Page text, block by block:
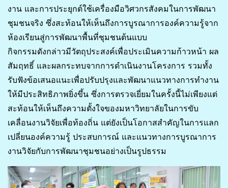
งาน และการประยุกต์ใช้เครื่องมือวิศวกรสังคมในการพัฒนา
ชุมชนจริง ซึ่งสะท้อนให้เห็นถึงการบูรณาการองค์ความรู้จาก
ห้องเรียนสู่การพัฒนาพื้นที่ชุมชนต้นแบบ
กิจกรรมดังกล่าวมีวัตถุประสงค์เพื่อประเมินความก้าวหน้า ผล
สัมฤทธิ์ และผลกระทบจากการดำเนินงานโครงการ รวมทั้ง
รับฟังข้อเสนอแนะเพื่อปรับปรุงและพัฒนาแนวทางการทำงาน
ให้มีประสิทธิภาพยิ่งขึ้น ซึ่งการตรวจเยี่ยมในครั้งนี้ไม่เพียงแต่
สะท้อนให้เห็นถึงความตั้งใจของมหาวิทยาลัยในการขับ
เคลื่อนงานวิจัยเพื่อท้องถิ่น แต่ยังเป็นโอกาสสำคัญในการแลก
เปลี่ยนองค์ความรู้ ประสบการณ์ และแนวทางการบูรณาการ
งานวิจัยกับการพัฒนาชุมชนอย่างเป็นรูปธรรม